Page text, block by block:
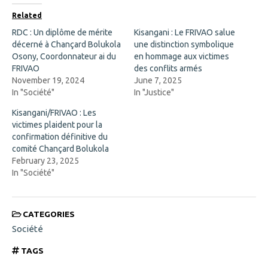
b
o
o
k
(
O
p
e
n
s
i
n
w
w
i
n
d
o
w
)
i
n
n
e
w
n
w
)
Related
RDC : Un diplôme de mérite
décerné à Chançard Bolukola
Osony, Coordonnateur ai du
FRIVAO
November 19, 2024
In "Société"
Kisangani : Le FRIVAO salue
une distinction symbolique
en hommage aux victimes
des conflits armés
June 7, 2025
In "Justice"
Kisangani/FRIVAO : Les
victimes plaident pour la
confirmation définitive du
comité Chançard Bolukola
February 23, 2025
In "Société"
CATEGORIES
Société
TAGS